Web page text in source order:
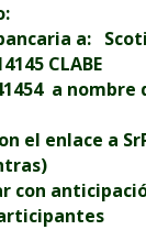
a:
CLABE
a nombre
el enlace a
con